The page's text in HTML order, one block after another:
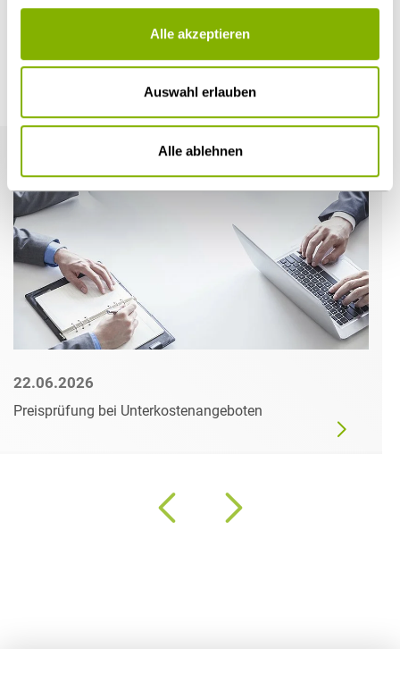
Alle akzeptieren
Auswahl erlauben
Alle ablehnen
Öffentlicher Sektor und Vergabe
Weitere Artikel
22.06.2026
Preisprüfung bei Unterkostenangeboten